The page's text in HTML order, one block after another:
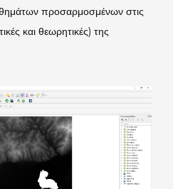
προσαρμοσμένων στις
και θεωρητικές) της